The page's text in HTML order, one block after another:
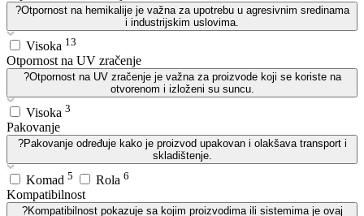
?Otpornost na hemikalije je važna za upotrebu u agresivnim sredinama
i industrijskim uslovima.
Visoka 13
Otpornost na UV zračenje
?Otpornost na UV zračenje je važna za proizvode koji se koriste na
otvorenom i izloženi su suncu.
Visoka 3
Pakovanje
?Pakovanje određuje kako je proizvod upakovan i olakšava transport i
skladištenje.
Komad 5 Rola 6
Kompatibilnost
?Kompatibilnost pokazuje sa kojim proizvodima ili sistemima je ovaj